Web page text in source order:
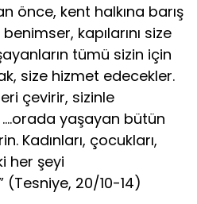
önce, kent halkına barış
kapılarını size
tümü sizin için
size hizmet edecekler.
çevirir, sizinle
yaşayan bütün
Kadınları, çocukları,
her şeyi
(Tesniye, 20/10-14)